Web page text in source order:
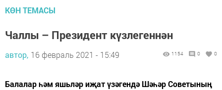
КӨН ТЕМАСЫ
Чаллы – Президент күзлегеннән
автор, 16 февраль 2021 - 15:49 1154 0 0
Балалар һәм яшьләр иҗат үзәгендә Шәһәр Советының